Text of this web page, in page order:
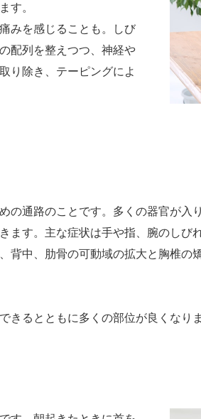
す。
みを感じることも。しび
配列を整えつつ、神経や
り除き、テーピングによ
の通路のことです。多くの器官が入
ます。主な症状は手や指、腕のしび
背中、肋骨の可動域の拡大と胸椎の
きるとともに多くの部位が良くなり